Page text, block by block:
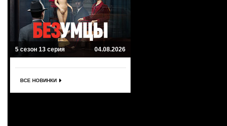
5 сезон 13 серия 04.08.2026
ВСЕ НОВИНКИ